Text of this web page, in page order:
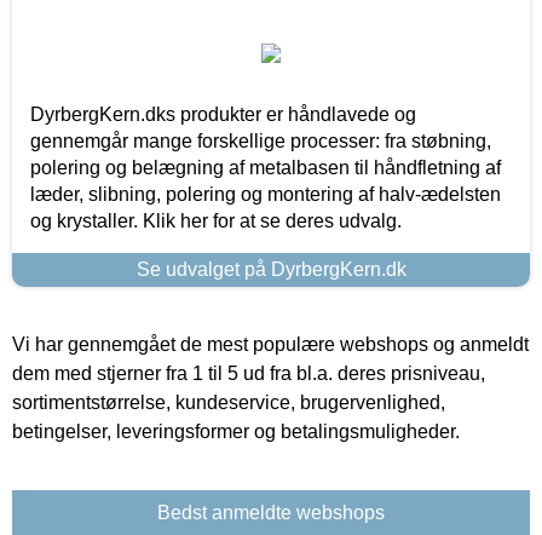
DyrbergKern.dks produkter er håndlavede og
gennemgår mange forskellige processer: fra støbning,
polering og belægning af metalbasen til håndfletning af
læder, slibning, polering og montering af halv-ædelsten
og krystaller. Klik her for at se deres udvalg.
Se udvalget på DyrbergKern.dk
Vi har gennemgået de mest populære webshops og anmeldt
dem med stjerner fra 1 til 5 ud fra bl.a. deres prisniveau,
sortimentstørrelse, kundeservice, brugervenlighed,
betingelser, leveringsformer og betalingsmuligheder.
Bedst anmeldte webshops